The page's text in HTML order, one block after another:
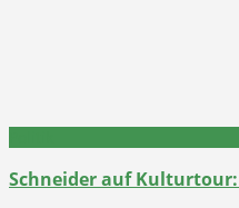
Schneider auf